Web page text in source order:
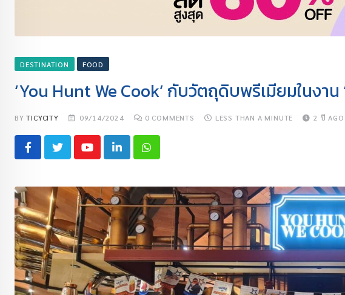
DESTINATION FOOD
‘You Hunt We Cook’ กับวัตถุดิบพรีเมียมในงา
BYTICYCITY 09/14/2024 0 COMMENTS LESS THAN A MINUTE 2 ปี AGO